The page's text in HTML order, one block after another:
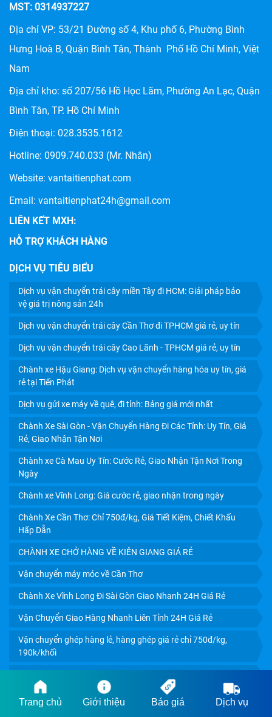
CHÀNH XE HẬU GIANG: DỊCH VỤ VẬN CHUYỂN HÀNG
HÓA UY TÍN, GIÁ RẺ TẠI TIẾN PHÁT
DỊCH VỤ GỬI XE MÁY VỀ QUÊ, ĐI TỈNH: BẢNG GIÁ MỚI
UY TÍN, GIÁ RẺ, GIAO NHẬN TẬN NƠI
MST: 0314937227
Địa chỉ VP: 53/21 Đường số 4, Khu phố 6, Phường Bình
Hưng Hoà B, Quận Bình Tân, Thành Phố Hồ Chí Minh, Việt
Nam
Địa chỉ kho: số207/56 Hồ Học Lãm, Phường An Lạc, Quận
Bình Tân, TP. Hồ Chí Minh
Điện thoại: 028.3535.1612
Hotline: 0909.740.033 (Mr. Nhân)
Website: vantaitienphat.com
Email: vantaitienphat24h@gmail.com
LIÊN KẾT MXH:
HỖ TRỢ KHÁCH HÀNG
DỊCH VỤ TIÊU BIỂU
Dịch vụ vận chuyển trái cây miền Tây đi HCM: Giải pháp bảo
vệ giá trị nông sản 24h
Dịch vụ vận chuyển trái cây Cần Thơ đi TPHCM giá rẻ, uy tín
Dịch vụ vận chuyển trái cây Cao Lãnh - TPHCM giá rẻ, uy tín
Chành xe Hậu Giang: Dịch vụ vận chuyển hàng hóa uy tín, giá
rẻ tại Tiến Phát
Dịch vụ gửi xe máy về quê, đi tỉnh: Bảng giá mới nhất
Chành Xe Sài Gòn - Vận Chuyển Hàng Đi Các Tỉnh: Uy Tín, Giá
Rẻ, Giao Nhận Tận Nơi
Chành xe Cà Mau Uy Tín: Cước Rẻ, Giao Nhận Tận Nơi Trong
Ngày
Chành xe Vĩnh Long: Giá cước rẻ, giao nhận trong ngày
Chành Xe Cần Thơ: Chỉ 750đ/kg, Giá Tiết Kiệm, Chiết Khấu
Hấp Dẫn
CHÀNH XE CHỞ HÀNG VỀ KIÊN GIANG GIÁ RẺ
Vận chuyển máy móc về Cần Thơ
Chành Xe Vĩnh Long Đi Sài Gòn Giao Nhanh 24H Giá Rẻ
Vận Chuyển Giao Hàng Nhanh Liên Tỉnh 24H Giá Rẻ
Vận chuyển ghép hàng lẻ, hàng ghép giá rẻ chỉ 750đ/kg,
190k/khối
Dịch vụ giao hàng nặng giá rẻ chỉ 750đ/kg
Trang chủ Giới thiệu Báo giá Dịch vụ